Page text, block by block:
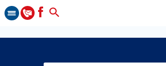
for:
Search Button